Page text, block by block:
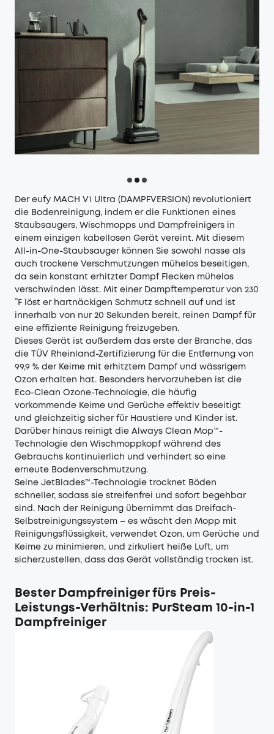
Der eufy MACH V1 Ultra (DAMPFVERSION) revolutioniert
die Bodenreinigung, indem er die Funktionen eines
Staubsaugers, Wischmopps und Dampfreinigers in
einem einzigen kabellosen Gerät vereint. Mit diesem
All-in-One-Staubsauger können Sie sowohl nasse als
auch trockene Verschmutzungen mühelos beseitigen,
da sein konstant erhitzter Dampf Flecken mühelos
verschwinden lässt. Mit einer Dampftemperatur von 230
°F löst er hartnäckigen Schmutz schnell auf und ist
innerhalb von nur 20 Sekunden bereit, reinen Dampf für
eine effiziente Reinigung freizugeben.
Dieses Gerät ist außerdem das erste der Branche, das
die TÜV Rheinland-Zertifizierung für die Entfernung von
99,9 % der Keime mit erhitztem Dampf und wässrigem
Ozon erhalten hat. Besonders hervorzuheben ist die
Eco-Clean Ozone-Technologie, die häufig
vorkommende Keime und Gerüche effektiv beseitigt
und gleichzeitig sicher für Haustiere und Kinder ist.
Darüber hinaus reinigt die Always Clean Mop™-
Technologie den Wischmoppkopf während des
Gebrauchs kontinuierlich und verhindert so eine
erneute Bodenverschmutzung.
Seine JetBlades™-Technologie trocknet Böden
schneller, sodass sie streifenfrei und sofort begehbar
sind. Nach der Reinigung übernimmt das Dreifach-
Selbstreinigungssystem – es wäscht den Mopp mit
Reinigungsflüssigkeit, verwendet Ozon, um Gerüche und
Keime zu minimieren, und zirkuliert heiße Luft, um
sicherzustellen, dass das Gerät vollständig trocken ist.
Bester Dampfreiniger fürs Preis-
Leistungs-Verhältnis: PurSteam 10-in-1
Dampfreiniger